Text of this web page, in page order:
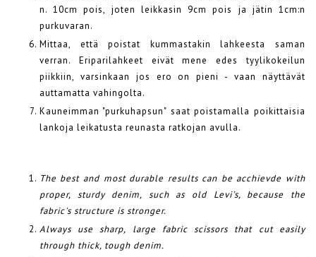
n. 10cm pois, joten leikkasin 9cm pois ja jätin 1cm:n
purkuvaran.
Mittaa, että poistat kummastakin lahkeesta saman
verran. Eriparilahkeet eivät mene edes tyylikokeilun
piikkiin, varsinkaan jos ero on pieni - vaan näyttävät
auttamatta vahingolta.
Kauneimman "purkuhapsun" saat poistamalla poikittaisia
lankoja leikatusta reunasta ratkojan avulla.
The best and most durable results can be acchievde with
proper, sturdy denim, such as old Levi's, because the
fabric's structure is stronger.
Always use sharp, large fabric scissors that cut easily
through thick, tough denim.